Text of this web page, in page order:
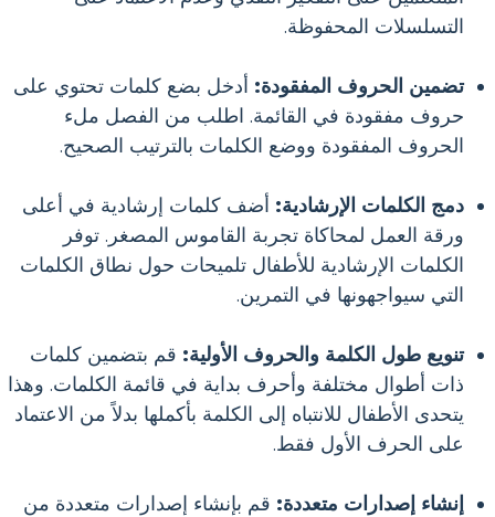
التسلسلات المحفوظة.
تضمين الحروف المفقودة: أدخل بضع كلمات تحتوي على
حروف مفقودة في القائمة. اطلب من الفصل ملء
الحروف المفقودة ووضع الكلمات بالترتيب الصحيح.
دمج الكلمات الإرشادية: أضف كلمات إرشادية في أعلى
ورقة العمل لمحاكاة تجربة القاموس المصغر. توفر
الكلمات الإرشادية للأطفال تلميحات حول نطاق الكلمات
التي سيواجهونها في التمرين.
تنويع طول الكلمة والحروف الأولية: قم بتضمين كلمات
ذات أطوال مختلفة وأحرف بداية في قائمة الكلمات. وهذا
يتحدى الأطفال للانتباه إلى الكلمة بأكملها بدلاً من الاعتماد
على الحرف الأول فقط.
إنشاء إصدارات متعددة: قم بإنشاء إصدارات متعددة من